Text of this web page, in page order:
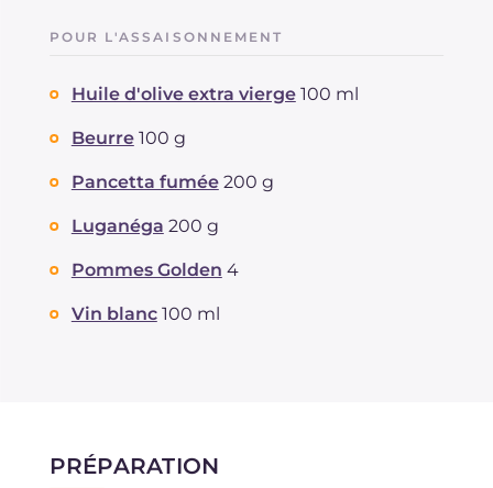
POUR L'ASSAISONNEMENT
Huile d'olive extra vierge 100 ml
Beurre 100 g
Pancetta fumée 200 g
Luganéga 200 g
Pommes Golden 4
Vin blanc 100 ml
PRÉPARATION